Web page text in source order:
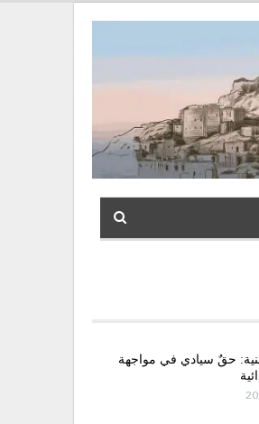
حقٌ سيادي في مواجهة